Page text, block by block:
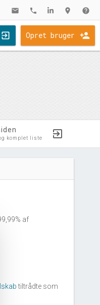
mail phone location_on help
Opret bruger
komplet liste
af
tiltrådte som